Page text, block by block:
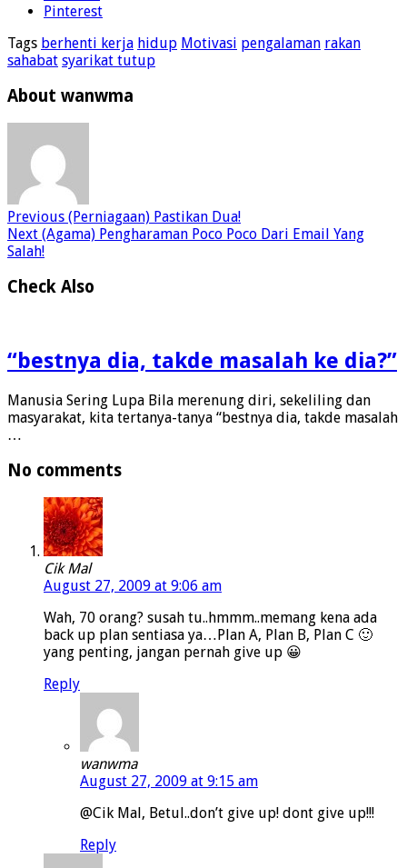
Pinterest
Tags berhenti kerja hidup Motivasi pengalaman rakan
sahabat syarikat tutup
About wanwma
Previous (Perniagaan) Pastikan Dua!
Next (Agama) Pengharaman Poco Poco Dari Email Yang
Salah!
Check Also
“bestnya dia, takde masalah ke dia?”
Manusia Sering Lupa Bila merenung diri, sekeliling dan
masyarakat, kita tertanya-tanya “bestnya dia, takde masalah
…
No comments
Cik Mal
August 27, 2009 at 9:06 am
Wah, 70 orang? susah tu..hmmm..memang kena ada
back up plan sentiasa ya…Plan A, Plan B, Plan C 🙂
yang penting, jangan pernah give up 😀
Reply
wanwma
August 27, 2009 at 9:15 am
@Cik Mal, Betul..don’t give up! dont give up!!!
Reply